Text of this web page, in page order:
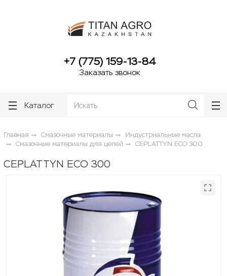
+7 (775) 159-13-84
Заказать звонок
Каталог
Главная Смазочные материалы
Индустриальные масла
Смазочные материалы для цепей
CEPLATTYN ECO 300
CEPLATTYN ECO 300